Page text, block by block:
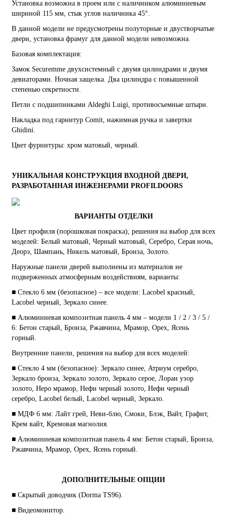
Установка возможна в проем или с наличником алюминиевым
шириной 115 мм, стык углов наличника 45°.
В данной модели не предусмотрены полуторные и двустворчатые
двери, установка фрамуг для данной модели невозможна.
Базовая комплектация:
Замок Securemme двухсистемный с двумя цилиндрами и двумя
девиаторами. Ночная защелка. Два цилиндра с повышенной
степенью секретности.
Петли с подшипниками Aldeghi Luigi, противосъемные штыри.
Накладка под гарнитур Comit, нажимная ручка и завертки
Ghidini.
Цвет фурнитуры: хром матовый, черный.
УНИКАЛЬНАЯ КОНСТРУКЦИЯ ВХОДНОЙ ДВЕРИ,
РАЗРАБОТАННАЯ ИНЖЕНЕРАМИ PROFILDOORS
ВАРИАНТЫ ОТДЕЛКИ
Цвет профиля (порошковая покраска), решения на выбор для всех
моделей: Белый матовый, Черный матовый, Серебро, Серая ночь,
Деорэ, Шампань, Никель матовый, Бронза, Золото.
Наружные панели дверей выполнены из материалов не
подверженных атмосферным воздействиям, варианты:
■ Стекло 6 мм (безопасное) – все модели: Lacobel красный,
Lacobel черный, Зеркало синее.
■ Алюминиевая композитная панель 4 мм – модели 1 / 2 / 3 / 5 /
6: Бетон старый, Бронза, Ржавчина, Мрамор, Орех, Ясень
горный.
Внутренние панели, решения на выбор для всех моделей:
■ Стекло 4 мм (безопасное): Зеркало синее, Атриум серебро,
Зеркало бронза, Зеркало золото, Зеркало серое, Лоран узор
золото, Неро мрамор, Нефи черный золото, Нефи черный
серебро, Lacobel белый, Lacobel черный, Зеркало.
■ МДФ 6 мм: Лайт грей, Неви-блю, Смоки, Блэк, Вайт, Графит,
Крем вайт, Кремовая магнолия.
■ Алюминиевая композитная панель 4 мм: Бетон старый, Бронза,
Ржавчина, Мрамор, Орех, Ясень горный.
ДОПОЛНИТЕЛЬНЫЕ ОПЦИИ
■ Скрытый доводчик (Dorma TS96).
■ Видеомонитор.